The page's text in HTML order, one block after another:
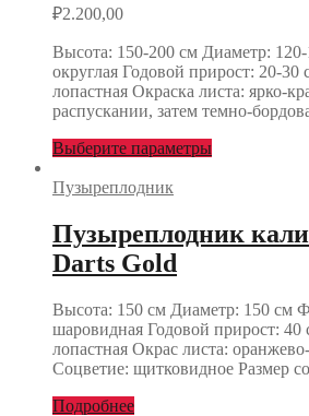
₽2.200,00
Высота: 150-200 см Диаметр:
округлая Годовой прирост: 20-
лопастная Окраска листа: ярко-
распускании, затем темно-
Выберите параметры
Пузыреплодник
Пузыреплодник
Darts Gold
Высота: 150 см Диаметр: 150 см
шаровидная Годовой прирост:
лопастная Окрас листа:
Соцветие: щитковидное Размер
Подробнее